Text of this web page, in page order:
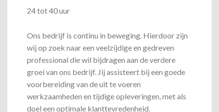
24 tot 40 uur
Ons bedrijf is continu in beweging. Hierdoor zijn
wij op zoek naar een veelzijdige en gedreven
professional die wil bijdragen aan de verdere
groei van ons bedrijf. Jij assisteert bij een goede
voorbereiding van de uit te voeren
werkzaamheden en tijdige opleveringen, met als
doel een optimale klanttevredenheid.